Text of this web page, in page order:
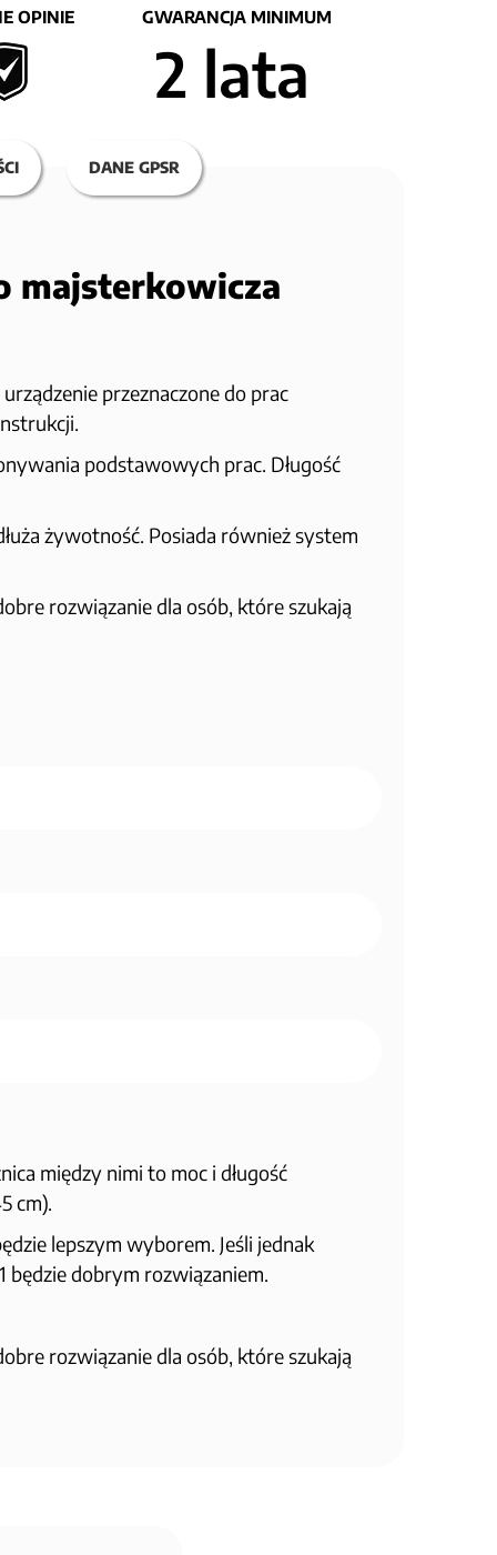
OPINIE GWARANCJA MINIMUM
2 lata
DANE GPSR
majsterkowicza
przeznaczone do prac
podstawowych prac. Długość
żywotność. Posiada również system
rozwiązanie dla osób, które szukają
między nimi to moc i długość
cm).
lepszym wyborem. Jeśli jednak
będzie dobrym rozwiązaniem.
rozwiązanie dla osób, które szukają